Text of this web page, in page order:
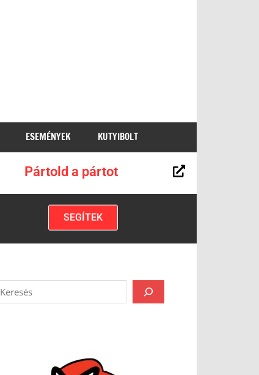
ESEMÉNYEK KUTYIBOLT
Pártold a pártot
SEGÍTEK